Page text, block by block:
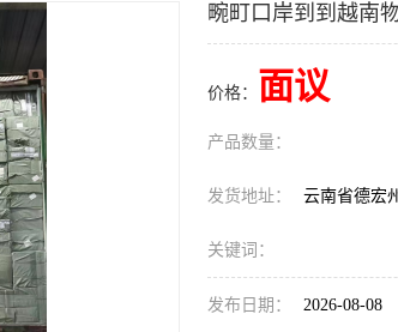
畹町口岸到到越南
价格： 面议
产品数量：
发货地址： 云南省德宏
关键词：
发布日期： 2026-08-08